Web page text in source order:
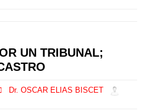
UN TRIBUNAL;
Dr. OSCAR ELIAS BISCET